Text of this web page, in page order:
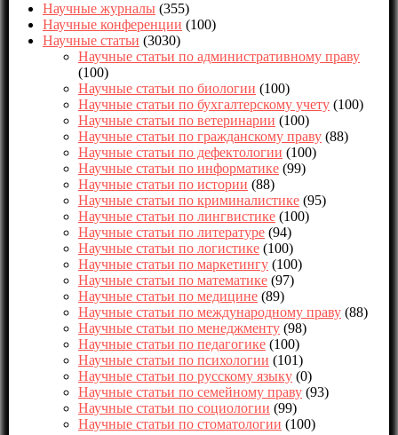
Научные журналы (355)
Научные конференции (100)
Научные статьи (3030)
Научные статьи по административному праву
(100)
Научные статьи по биологии (100)
Научные статьи по бухгалтерскому учету (100)
Научные статьи по ветеринарии (100)
Научные статьи по гражданскому праву (88)
Научные статьи по дефектологии (100)
Научные статьи по информатике (99)
Научные статьи по истории (88)
Научные статьи по криминалистике (95)
Научные статьи по лингвистике (100)
Научные статьи по литературе (94)
Научные статьи по логистике (100)
Научные статьи по маркетингу (100)
Научные статьи по математике (97)
Научные статьи по медицине (89)
Научные статьи по международному праву (88)
Научные статьи по менеджменту (98)
Научные статьи по педагогике (100)
Научные статьи по психологии (101)
Научные статьи по русскому языку (0)
Научные статьи по семейному праву (93)
Научные статьи по социологии (99)
Научные статьи по стоматологии (100)